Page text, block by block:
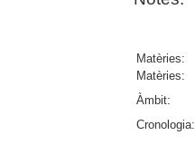
Matèries:
Matèries:
Àmbit:
Cronologia: